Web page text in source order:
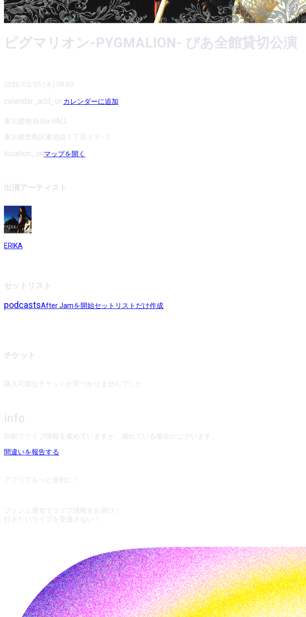
ピグマリオン-PYGMALION- ぴあ全館貸切公演
2026/02/05 (木) 09:00
calendar_add_onカレンダーに追加
東京建物 Brillia HALL
東京都豊島区東池袋１丁目１９−１
location_onマップを開く
出演アーティスト
ERIKA
セットリスト
podcastsAfter Jamを開始セットリストだけ作成
チケット
購入可能なチケットが見つかりませんでした
info
自動でライブ情報を集めていますが、漏れている場合がございます。
間違いを報告する
アプリでもっと便利に！
プッシュ通知でライブ情報をお届け！
行きたいライブを見逃さない！